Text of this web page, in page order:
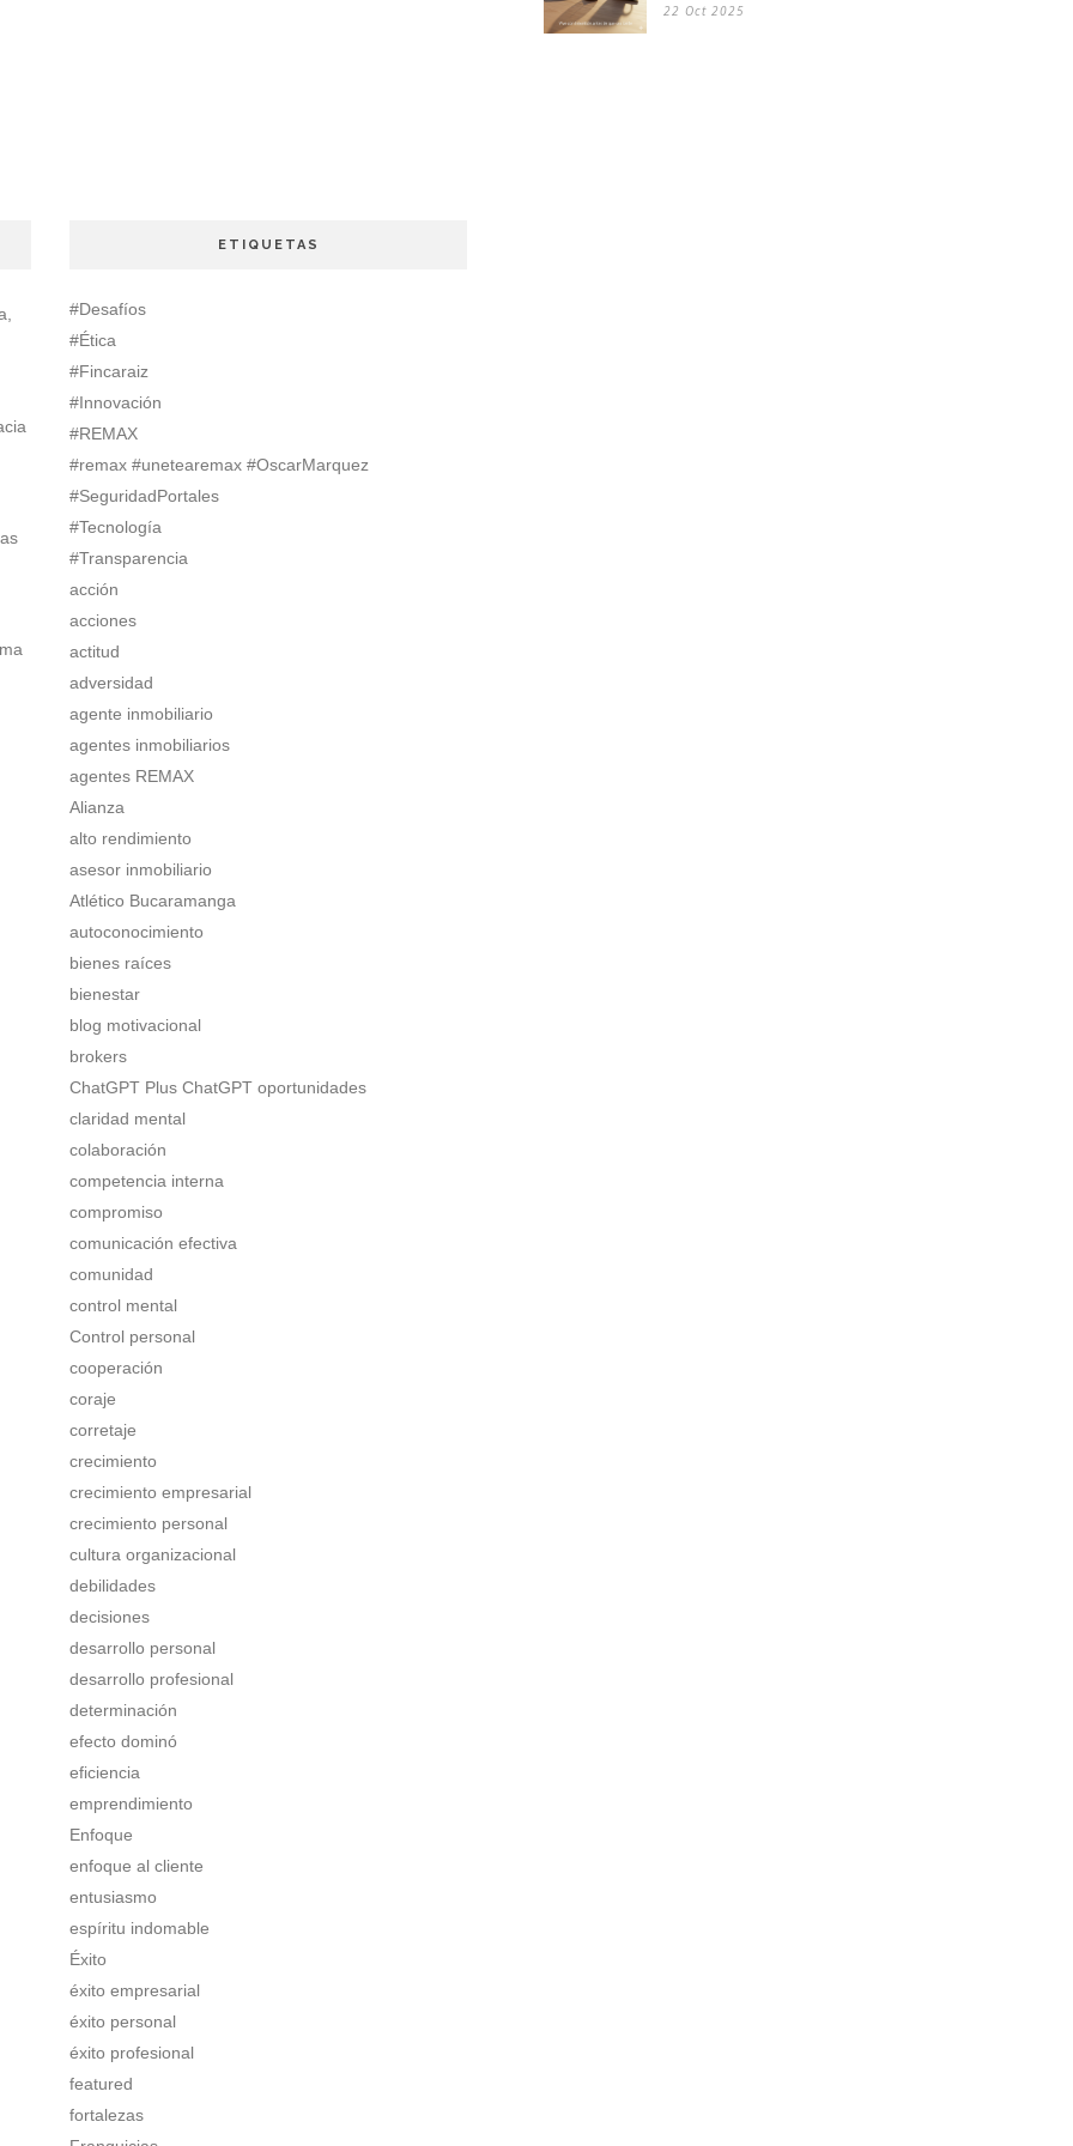
22 Oct 2025
ETIQUETAS
#Desafíos
#Ética
#Fincaraiz
#Innovación
#REMAX
#remax #unetearemax #OscarMarquez
#SeguridadPortales
#Tecnología
#Transparencia
acción
acciones
actitud
adversidad
agente inmobiliario
agentes inmobiliarios
agentes REMAX
Alianza
alto rendimiento
asesor inmobiliario
Atlético Bucaramanga
autoconocimiento
bienes raíces
bienestar
blog motivacional
brokers
ChatGPT Plus ChatGPT oportunidades
claridad mental
colaboración
competencia interna
compromiso
comunicación efectiva
comunidad
control mental
Control personal
cooperación
coraje
corretaje
crecimiento
crecimiento empresarial
crecimiento personal
cultura organizacional
debilidades
decisiones
desarrollo personal
desarrollo profesional
determinación
efecto dominó
eficiencia
emprendimiento
Enfoque
enfoque al cliente
entusiasmo
espíritu indomable
Éxito
éxito empresarial
éxito personal
éxito profesional
featured
fortalezas